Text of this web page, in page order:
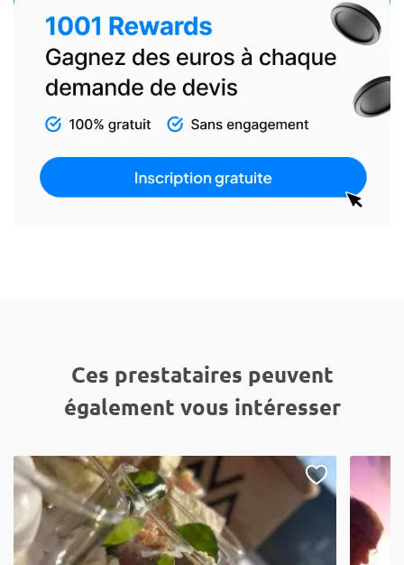
Ces prestataires peuvent
également vous intéresser